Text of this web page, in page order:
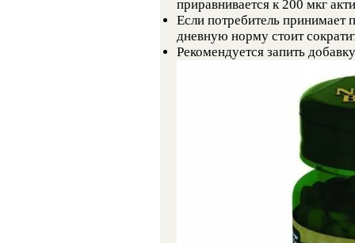
приравнивается к 200 мкг
Если потребитель принимает
дневную норму стоит
Рекомендуется запить